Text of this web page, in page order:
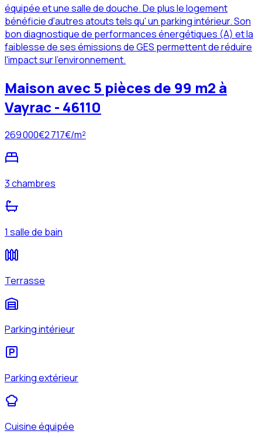
équipée et une salle de douche. De plus le logement
bénéficie d'autres atouts tels qu' un parking intérieur. Son
bon diagnostique de performances énergétiques (A) et la
faiblesse de ses émissions de GES permettent de réduire
l'impact sur l'environnement.
Maison avec 5 pièces de 99 m2 à
Vayrac - 46110
269 000€2 717€/m²
3 chambres
1 salle de bain
Terrasse
Parking intérieur
Parking extérieur
Cuisine équipée